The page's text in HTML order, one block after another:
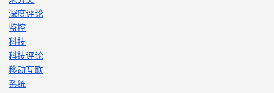
深度评论
监控
科技
科技评论
移动互联
系统